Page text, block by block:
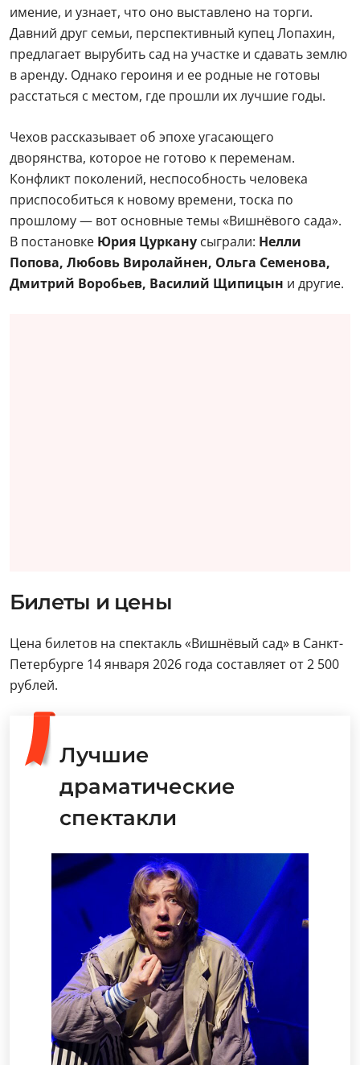
имение, и узнает, что оно выставлено на торги.
Давний друг семьи, перспективный купец Лопахин,
предлагает вырубить сад на участке и сдавать землю
в аренду. Однако героиня и ее родные не готовы
расстаться с местом, где прошли их лучшие годы.
Чехов рассказывает об эпохе угасающего
дворянства, которое не готово к переменам.
Конфликт поколений, неспособность человека
приспособиться к новому времени, тоска по
прошлому — вот основные темы «Вишнёвого сада».
В постановке Юрия Цуркану сыграли: Нелли
Попова, Любовь Виролайнен, Ольга Семенова,
Дмитрий Воробьев, Василий Щипицын и другие.
Билеты и цены
Цена билетов на спектакль «Вишнёвый сад» в Санкт-
Петербурге 14 января 2026 года составляет от 2 500
рублей.
Лучшие
драматические
спектакли